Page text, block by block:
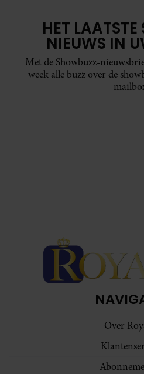
HET
NIEUWS IN
Met de Showbuzz-
week alle buzz over de
Over